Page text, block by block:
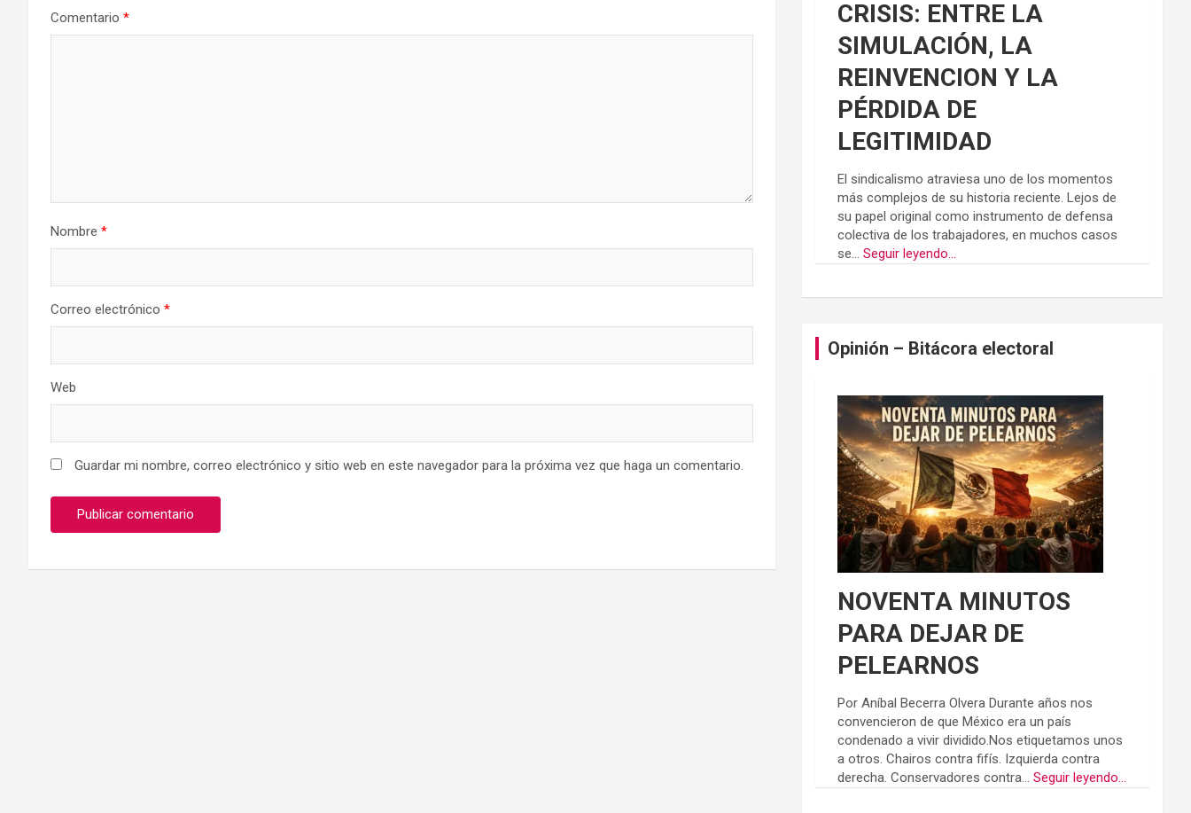
Comentario *
Nombre *
Correo electrónico *
Web
Guardar mi nombre, correo electrónico y sitio web en este navegador para la próxima vez que haga un comentario.
CRISIS: ENTRE LA
SIMULACIÓN, LA
REINVENCION Y LA
PÉRDIDA DE
LEGITIMIDAD
El sindicalismo atraviesa uno de los momentos
más complejos de su historia reciente. Lejos de
su papel original como instrumento de defensa
colectiva de los trabajadores, en muchos casos
se...Seguir leyendo...
Opinión – Bitácora electoral
NOVENTA MINUTOS
PARA DEJAR DE
PELEARNOS
Por Aníbal Becerra Olvera Durante años nos
convencieron de que México era un país
condenado a vivir dividido.Nos etiquetamos unos
a otros. Chairos contra fifís. Izquierda contra
derecha. Conservadores contra...Seguir leyendo...